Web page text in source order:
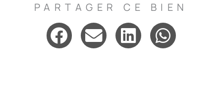
PARTAGER CE BIEN